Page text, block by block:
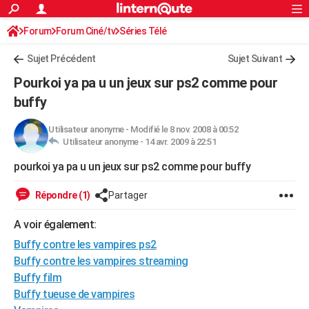
ACTUALITÉS
Politique
Société
Faits Divers
Education
Monde
Villes
+
Programme TV
TNTStreaming
Cinéma
Sorties cinéma
Musique
+FINANCE
Retraite
Impôts
Epargne
Immobilier
Risques naturels par ville
Banque
Assurance
Crédit
AUTO
Essais
Réserver un essai
Citadines
Berlines
SUV
Forum auto
HIGH-TECH
Guides de France
Escapades
Patrimoine
Expositions
Musées
Week-end nature
+LIFESTYLE
Art de vivre
Bien-être
Loisirs
Mode
Modes de vie
SANTE
Alimentation
Guide de la santé
Maladies
Médicaments
Sommeil
VOYAGE
S'inscrire
Connexion
Forum Forum Ciné/tv Séries Télé
Sujet Précédent Sujet Suivant
Pourkoi ya pa u un jeux sur ps2 comme pour
buffy
Utilisateur anonyme- Modifié le 8 nov. 2008 à 00:52
Utilisateur anonyme - 14 avr. 2009 à 22:51
pourkoi ya pa u un jeux sur ps2 comme pour buffy
Répondre (1) Partager
A voir également:
Buffy contre les vampires ps2
Buffy contre les vampires streaming
Buffy film
Buffy tueuse de vampires